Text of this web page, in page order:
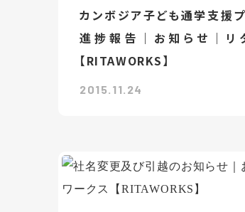
カンボジア子ども通学支援
進捗報告｜お知らせ｜リ
【RITAWORKS】
2015.11.24